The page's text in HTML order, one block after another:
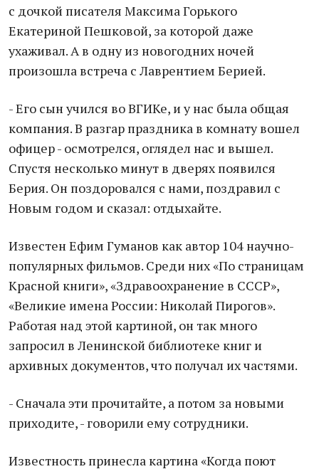
с дочкой писателя Максима Горького
Екатериной Пешковой, за которой даже
ухаживал. А в одну из новогодних ночей
произошла встреча с Лаврентием Берией.
- Его сын учился во ВГИКе, и у нас была общая
компания. В разгар праздника в комнату вошел
офицер - осмотрелся, оглядел нас и вышел.
Спустя несколько минут в дверях появился
Берия. Он поздоровался с нами, поздравил с
Новым годом и сказал: отдыхайте.
Известен Ефим Гуманов как автор 104 научно-
популярных фильмов. Среди них «По страницам
Красной книги», «Здравоохранение в СССР»,
«Великие имена России: Николай Пирогов».
Работая над этой картиной, он так много
запросил в Ленинской библиотеке книг и
архивных документов, что получал их частями.
- Сначала эти прочитайте, а потом за новыми
приходите, - говорили ему сотрудники.
Известность принесла картина «Когда поют